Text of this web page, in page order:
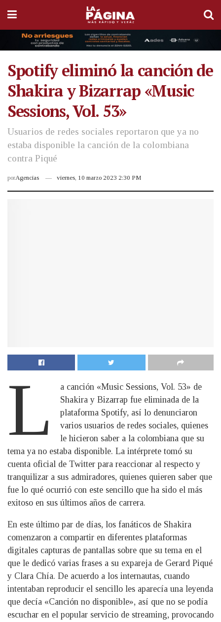
Spotify eliminó la canción de
Shakira y Bizarrap «Music
Sessions, Vol. 53»
Usuarios de redes sociales reportaron que ya no
estaba disponible la canción de la colombiana
contra Piqué
porAgencias viernes, 10 marzo 2023 2:30 PM
L
a canción «Music Sessions, Vol. 53» de
Shakira y Bizarrap fue eliminada de la
plataforma Spotify, así lo denunciaron
varios usuarios de redes sociales, quienes
le hicieron saber a la colombiana que su
tema ya no estaba disponible. La intérprete tomó su
cuenta oficial de Twitter para reaccionar al respecto y
tranquilizar a sus admiradores, quienes quieren saber que
fue lo qué ocurrió con este sencillo que ha sido el más
exitoso en sus últimos años de carrera.
En este último par de días, los fanáticos de Shakira
comenzaron a compartir en diferentes plataformas
digitales capturas de pantallas sobre que su tema en el
que le dedicó varias frases a su expareja de Gerard Piqué
y Clara Chía. De acuerdo a los internautas, cuando
intentaban reproducir el sencillo les aparecía una leyenda
que decía «Canción no disponible», así que no se podía
escuchar en el popular servicio de streaming, provocando